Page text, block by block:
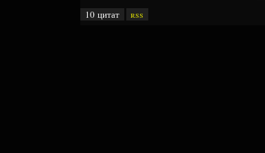
10 цитат rss